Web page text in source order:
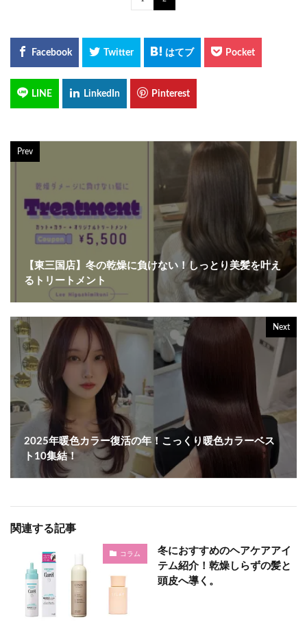
Prev
【東三国店】冬の乾燥に負けない！しっとり美髪を叶え
るトリートメント
Next
2025年暖色カラー復活の年！こっくり暖色カラーベス
ト10集結！
関連する記事
コラム
冬におすすめのヘアケアアイ
テム紹介！乾燥しらずの髪と
頭皮へ導く。